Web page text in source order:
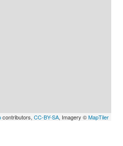
contributors, CC-BY-SA, Imagery ©MapTiler